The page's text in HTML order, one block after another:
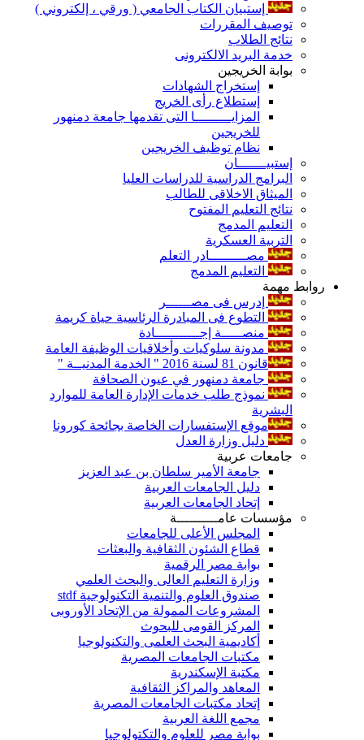
إستبيان الكتاب الجامعي ( ورقي ، إلكتروني )
توصيف المقررات
نتائج الطلاب
خدمة البريد الالكترونى
بوابة الخريجين
إستخراج الشهادات
إستطلاع رأى الخريج
المزايـــــــــا التى تقدمها جامعة دمنهور
للخريجين
نظام توظيف الخريجين
إستبيـــــــان
البرامج الدراسية للدراسات العليا
الميثاق الاخلاقى للطالب
نتائج التعليم المفتوح
التعليم المدمج
التربية العسكرية
مصـــــــــادر التعلم
التعليم المدمج
روابط مهمة
إدرس فى مصــــــر
التطوع فى المبادرة الرئاسية حياة كريمة
منصـــــة إجـــــــــــادة
مدونة سلوكيات وأخلاقيات الوظيفة العامة
قانون 81 لسنة 2016 " الخدمة المدنيــة "
جامعة دمنهور في عيون الصحافة
نموذج طلب خدمات الإدارة العامة للموارد
البشرية
موقع الإستفسارات الخاصة بجائحة كورونا
دليل وزارة العدل
جامعات عربية
جامعة الأمير سلطان بن عبد العزيز
دليل الجامعات العربية
إتحاد الجامعات العربية
مؤسسات عامــــــــــة
المجلس الأعلى للجامعات
قطاع الشئون الثقافية والبعثات
بوابة مصر الرقمية
وزارة التعليم العالى والبحث العلمي
صندوق العلوم والتنمية التكنولوجية stdf
المشروعات الممولة من الإتحاد الأوروبى
المركز القومى للبحوث
أكاديمية البحث العلمى والتكنولوجيا
مكتبات الجامعات المصرية
مكتبة الإسكندرية
المعاهد والمراكز الثقافية
إتحاد مكتبات الجامعات المصرية
مجمع اللغة العربية
بوابة مصر للعلوم والتكتولوجيا